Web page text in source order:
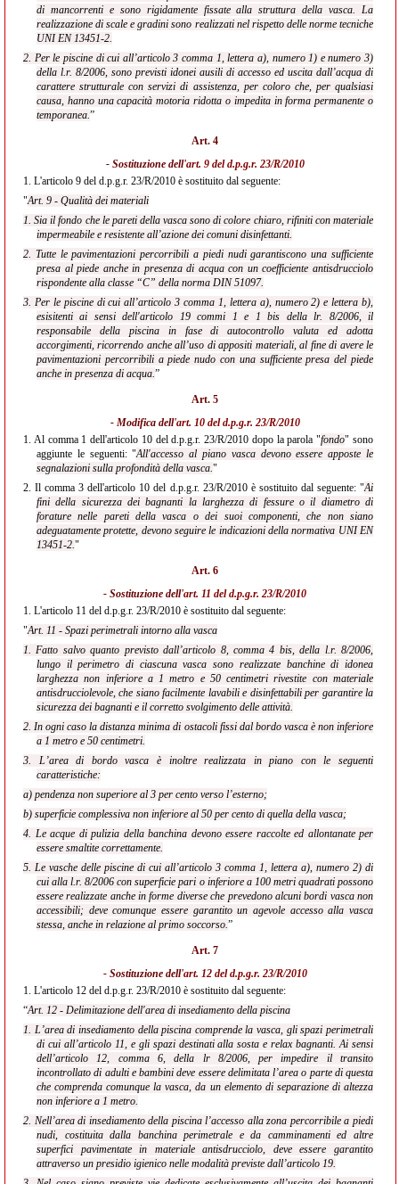
di mancorrenti e sono rigidamente fissate alla struttura della vasca. La
realizzazione di scale e gradini sono realizzati nel rispetto delle norme tecniche
UNI EN 13451-2.
2. Per le piscine di cui all’articolo 3 comma 1, lettera a), numero 1) e numero 3)
della l.r. 8/2006, sono previsti idonei ausili di accesso ed uscita dall’acqua di
carattere strutturale con servizi di assistenza, per coloro che, per qualsiasi
causa, hanno una capacità motoria ridotta o impedita in forma permanente o
temporanea.”
Art. 4
- Sostituzione dell'art. 9 del d.p.g.r. 23/R/2010
1. L'articolo 9 del d.p.g.r. 23/R/2010 è sostituito dal seguente:
"Art. 9 - Qualità dei materiali
1. Sia il fondo che le pareti della vasca sono di colore chiaro, rifiniti con materiale
impermeabile e resistente all’azione dei comuni disinfettanti.
2. Tutte le pavimentazioni percorribili a piedi nudi garantiscono una sufficiente
presa al piede anche in presenza di acqua con un coefficiente antisdrucciolo
rispondente alla classe “C” della norma DIN 51097.
3. Per le piscine di cui all’articolo 3 comma 1, lettera a), numero 2) e lettera b),
esisitenti ai sensi dell'articolo 19 commi 1 e 1 bis della lr. 8/2006, il
responsabile della piscina in fase di autocontrollo valuta ed adotta
accorgimenti, ricorrendo anche all’uso di appositi materiali, al fine di avere le
pavimentazioni percorribili a piede nudo con una sufficiente presa del piede
anche in presenza di acqua.”
Art. 5
- Modifica dell'art. 10 del d.p.g.r. 23/R/2010
1. Al comma 1 dell'articolo 10 del d.p.g.r. 23/R/2010 dopo la parola "fondo" sono
aggiunte le seguenti: "All'accesso al piano vasca devono essere apposte le
segnalazioni sulla profondità della vasca."
2. Il comma 3 dell'articolo 10 del d.p.g.r. 23/R/2010 è sostituito dal seguente: "Ai
fini della sicurezza dei bagnanti la larghezza di fessure o il diametro di
forature nelle pareti della vasca o dei suoi componenti, che non siano
adeguatamente protette, devono seguire le indicazioni della normativa UNI EN
13451-2."
Art. 6
- Sostituzione dell'art. 11 del d.p.g.r. 23/R/2010
1. L'articolo 11 del d.p.g.r. 23/R/2010 è sostituito dal seguente:
"Art. 11 - Spazi perimetrali intorno alla vasca
1. Fatto salvo quanto previsto dall’articolo 8, comma 4 bis, della l.r. 8/2006,
lungo il perimetro di ciascuna vasca sono realizzate banchine di idonea
larghezza non inferiore a 1 metro e 50 centimetri rivestite con materiale
antisdrucciolevole, che siano facilmente lavabili e disinfettabili per garantire la
sicurezza dei bagnanti e il corretto svolgimento delle attività.
2. In ogni caso la distanza minima di ostacoli fissi dal bordo vasca è non inferiore
a 1 metro e 50 centimetri.
3. L’area di bordo vasca è inoltre realizzata in piano con le seguenti
caratteristiche:
a) pendenza non superiore al 3 per cento verso l’esterno;
b) superficie complessiva non inferiore al 50 per cento di quella della vasca;
4. Le acque di pulizia della banchina devono essere raccolte ed allontanate per
essere smaltite correttamente.
5. Le vasche delle piscine di cui all’articolo 3 comma 1, lettera a), numero 2) di
cui alla l.r. 8/2006 con superficie pari o inferiore a 100 metri quadrati possono
essere realizzate anche in forme diverse che prevedono alcuni bordi vasca non
accessibili; deve comunque essere garantito un agevole accesso alla vasca
stessa, anche in relazione al primo soccorso.”
Art. 7
- Sostituzione dell'art. 12 del d.p.g.r. 23/R/2010
1. L'articolo 12 del d.p.g.r. 23/R/2010 è sostituito dal seguente:
“Art. 12 - Delimitazione dell'area di insediamento della piscina
1. L’area di insediamento della piscina comprende la vasca, gli spazi perimetrali
di cui all’articolo 11, e gli spazi destinati alla sosta e relax bagnanti. Ai sensi
dell’articolo 12, comma 6, della lr 8/2006, per impedire il transito
incontrollato di adulti e bambini deve essere delimitata l’area o parte di questa
che comprenda comunque la vasca, da un elemento di separazione di altezza
non inferiore a 1 metro.
2. Nell’area di insediamento della piscina l’accesso alla zona percorribile a piedi
nudi, costituita dalla banchina perimetrale e da camminamenti ed altre
superfici pavimentate in materiale antisdrucciolo, deve essere garantito
attraverso un presidio igienico nelle modalità previste dall’articolo 19.